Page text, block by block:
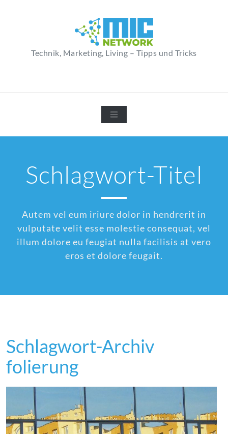
Technik, Marketing, Living – Tipps und Tricks
Schlagwort-Titel
Autem vel eum iriure dolor in hendrerit in
vulputate velit esse molestie consequat, vel
illum dolore eu feugiat nulla facilisis at vero
eros et dolore feugait.
Schlagwort-Archiv
folierung